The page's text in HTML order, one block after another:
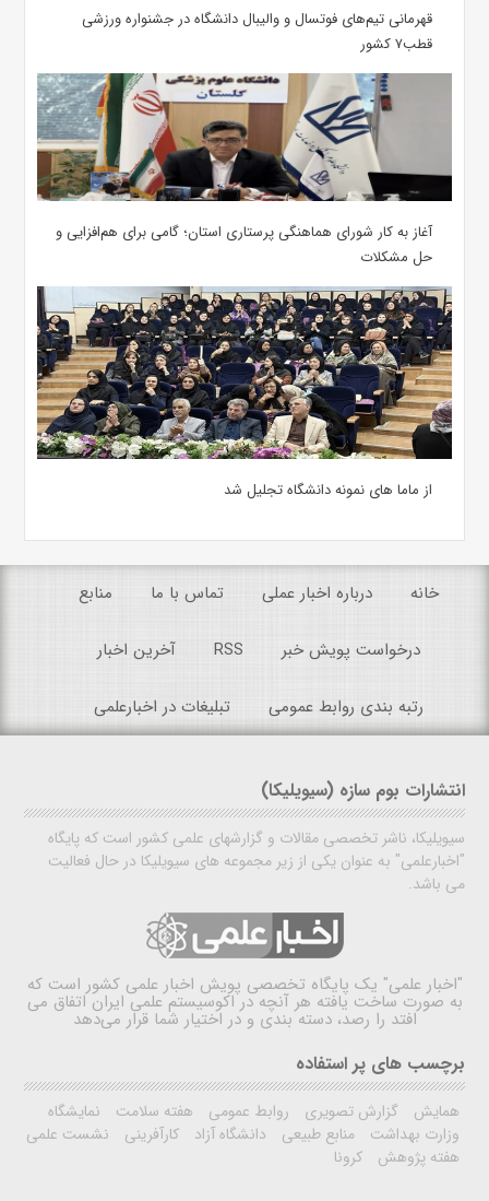
قهرمانی تیم‌های فوتسال و والیبال دانشگاه در جشنواره ورزشی
قطب۷ کشور
آغاز به کار شورای هماهنگی پرستاری استان؛ گامی برای هم‌افزایی و
حل مشکلات
از ماما های نمونه دانشگاه تجلیل شد
خانه درباره اخبار عملی تماس با ما منابع
درخواست پویش خبر RSS آخرین اخبار
رتبه بندی روابط عمومی تبلیغات در اخبارعلمی
انتشارات بوم سازه (سیویلیکا)
سیویلیکا، ناشر تخصصی مقالات و گزارشهای علمی کشور است که پایگاه
"اخبارعلمی" به عنوان یکی از زیر مجموعه های سیویلیکا در حال فعالیت
می باشد.
"اخبار علمی" یک پایگاه تخصصی پویش اخبار علمی کشور است که
به صورت ساخت یافته هر آنچه در اکوسیستم علمی ایران اتفاق می
افتد را رصد، دسته بندی و در اختیار شما قرار می‌دهد
برچسب های پر استفاده
همایش گزارش تصویری روابط عمومی هفته سلامت
نمایشگاه
وزارت بهداشت
منابع طبیعی دانشگاه آزاد کارآفرینی
نشست علمی
هفته پژوهش
کرونا